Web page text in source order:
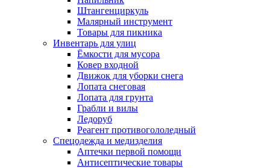
Штангенциркуль
Малярный инструмент
Товары для пикника
Инвентарь для улиц
Ёмкости для мусора
Ковер входной
Движок для уборки снега
Лопата снеговая
Лопата для грунта
Грабли и вилы
Ледоруб
Реагент противогололедный
Спецодежда и медизделия
Аптечки первой помощи
Антисептические товары